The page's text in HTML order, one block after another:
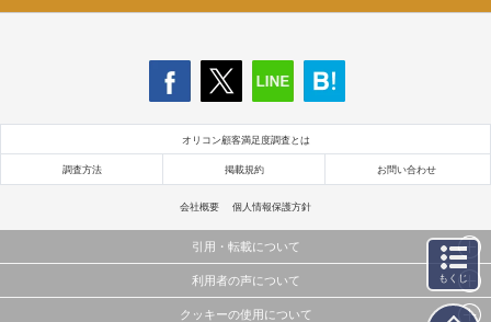
オリコン顧客満足度調査とは
調査方法 掲載規約 お問い合わせ
会社概要 個人情報保護方針
引用・転載について
当サイトで公開されている情報（文字、写真、イラスト、画像データ等）及びこれらの配置・
利用者の声について
当サイトに掲載している内容はすべてサービスの利用者が提出された見解・感想です。
クッキーの使用について
もくじ